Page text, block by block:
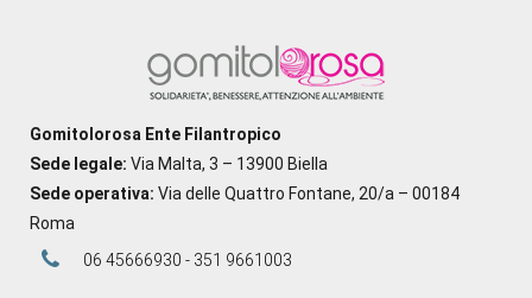
Gomitolorosa Ente Filantropico
Sede legale: Via Malta, 3 – 13900 Biella
Sede operativa: Via delle Quattro Fontane, 20/a – 00184
Roma
06 45666930 - 351 9661003